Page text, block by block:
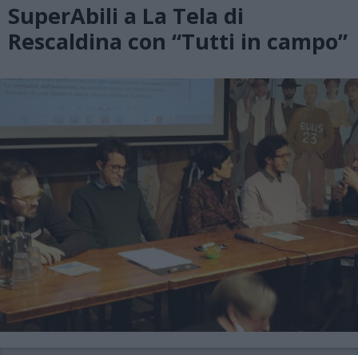
SuperAbili a La Tela di
Rescaldina con “Tutti in campo”